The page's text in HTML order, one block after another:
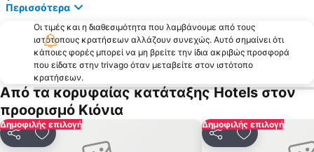
Όρμος Γιαννάκη
Μπατσί
Όρνος
Μέγας Γυαλός
Κίνι
Αγία Μαρίνα
Απηγανιά
Αγροτομουσείο-Μύλος του Μπονή
Ελιά
Καλύβια
Κάτω Μύλοι
Περισσότερα
Οι τιμές και η διαθεσιμότητα που λαμβάνουμε από τους
ιστότοπους κρατήσεων αλλάζουν συνεχώς. Αυτό σημαίνει ότι
κάποιες φορές μπορεί να μη βρείτε την ίδια ακριβώς προσφορά
που είδατε στην trivago όταν μεταβείτε στον ιστότοπο
κρατήσεων.
Από τα κορυφαίας κατάταξης Hotels στον
προορισμό Κιόνια
Δημοφιλής επιλογή
ΚοινοποίησηΠροσθήκη στα αγαπημένα
Δημοφιλής επιλογή
ΚοινοποίησηΠροσθήκη